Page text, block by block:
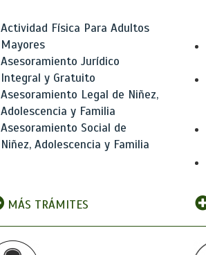
Actividad Física Para Adultos
Mayores
Asesoramiento Jurídico
Integral y Gratuito
Asesoramiento Legal de Niñez,
Adolescencia y Familia
Asesoramiento Social de
Niñez, Adolescencia y Familia
MÁS TRÁMITES